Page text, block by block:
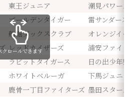
東王ジュニア
潮見パワーズ
ゴールデンタイガー
雷サンダース
船堀ダックスクラブ
オレンジイ
レッドカイザーズ
浦安ファイタ
ラビットタイガース
日の出少年
ホワイトベルーガ
下馬ジュニ
鹿骨一丁目ファイターズ 墨田スターズ
クロールできます